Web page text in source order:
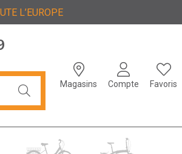
L’EUROPE
Magasins Compte Favoris